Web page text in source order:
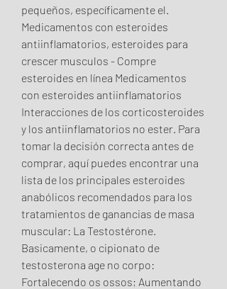
pequeños, específicamente el.
Medicamentos con esteroides
antiinflamatorios, esteroides para
crescer musculos - Compre
esteroides en línea Medicamentos
con esteroides antiinflamatorios
Interacciones de los corticosteroides
y los antiinflamatorios no ester. Para
tomar la decisión correcta antes de
comprar, aquí puedes encontrar una
lista de los principales esteroides
anabólicos recomendados para los
tratamientos de ganancias de masa
muscular: La Testostérone.
Basicamente, o cipionato de
testosterona age no corpo:
Fortalecendo os ossos; Aumentando